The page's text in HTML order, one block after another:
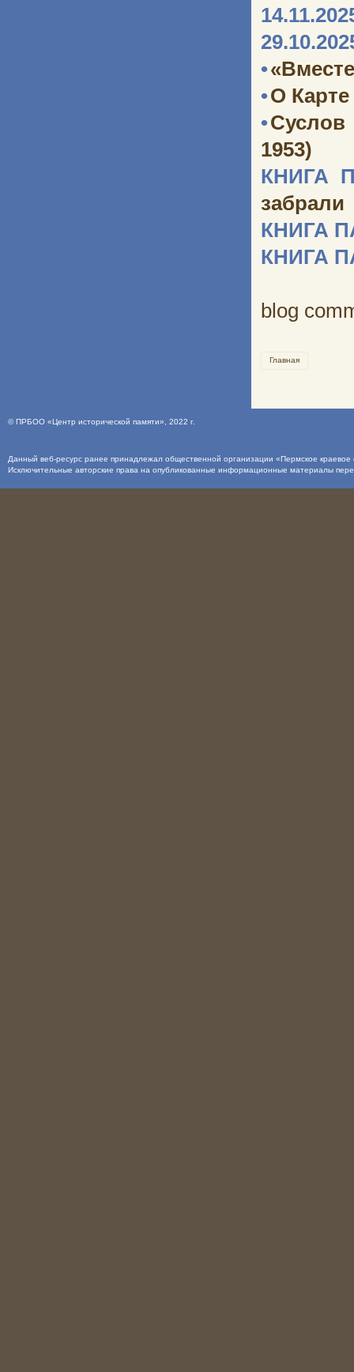
•
•О
•
1953)
КНИГА
забрали
КНИГА
КНИГА
blog
Главная
©ПРБОО «Центр исторической памяти» , 2022 г.
Данный веб-ресурс ранее принадлежал общественной организации «Пермское
Исключительные авторские права на опубликованные информационные материалы